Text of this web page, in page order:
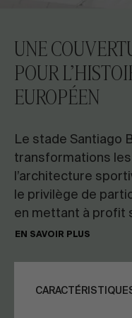
Demandez
FR ES EN PT
PARLONS DE VOTRE
Conseil &
UNE
POUR
EUROPÉEN
Le stade Santiago
transformations
l’architecture
le privilège de
en mettant à profit
architecture textile
Un projet qui
EN SAVOIR PLUS